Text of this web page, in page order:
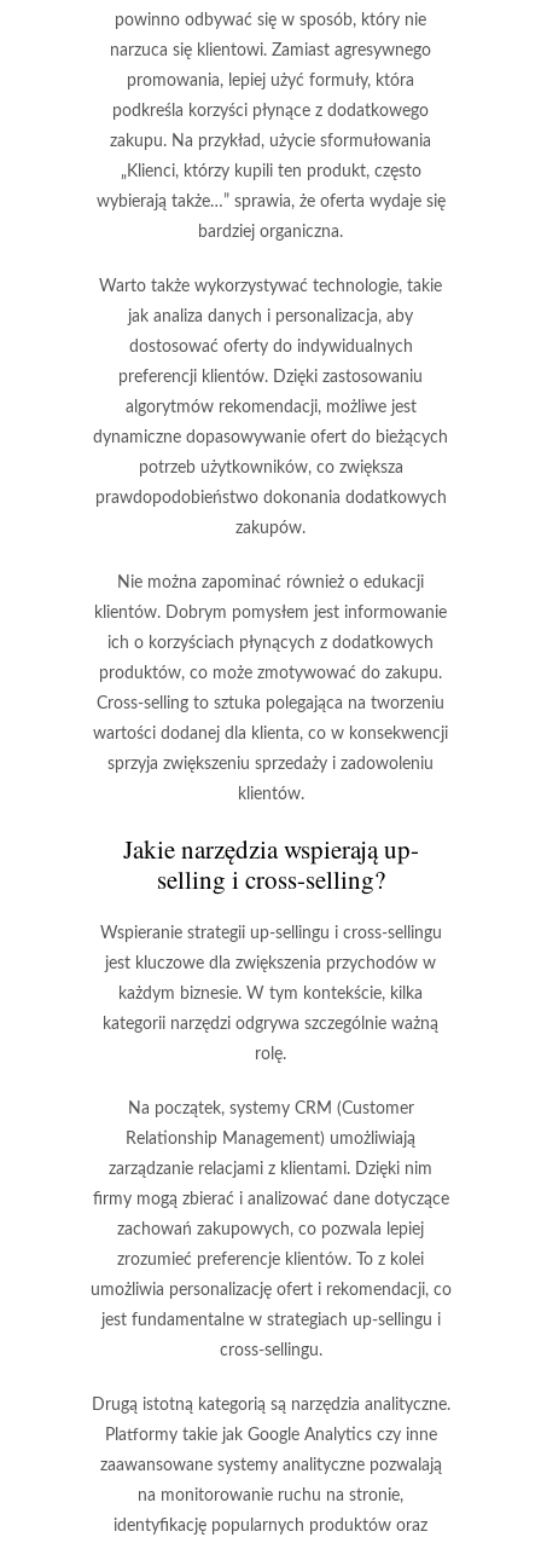
powinno odbywać się w sposób, który nie
narzuca się klientowi. Zamiast agresywnego
promowania, lepiej użyć formuły, która
podkreśla korzyści płynące z dodatkowego
zakupu. Na przykład, użycie sformułowania
„Klienci, którzy kupili ten produkt, często
wybierają także…” sprawia, że oferta wydaje się
bardziej organiczna.
Warto także wykorzystywać technologie, takie
jak analiza danych i personalizacja, aby
dostosować oferty do indywidualnych
preferencji klientów. Dzięki zastosowaniu
algorytmów rekomendacji, możliwe jest
dynamiczne dopasowywanie ofert do bieżących
potrzeb użytkowników, co zwiększa
prawdopodobieństwo dokonania dodatkowych
zakupów.
Nie można zapominać również o edukacji
klientów. Dobrym pomysłem jest informowanie
ich o korzyściach płynących z dodatkowych
produktów, co może zmotywować do zakupu.
Cross-selling to sztuka polegająca na tworzeniu
wartości dodanej dla klienta, co w konsekwencji
sprzyja zwiększeniu sprzedaży i zadowoleniu
klientów.
Jakie narzędzia wspierają up-
selling i cross-selling?
Wspieranie strategii up-sellingu i cross-sellingu
jest kluczowe dla zwiększenia przychodów w
każdym biznesie. W tym kontekście, kilka
kategorii narzędzi odgrywa szczególnie ważną
rolę.
Na początek, systemy CRM (Customer
Relationship Management) umożliwiają
zarządzanie relacjami z klientami. Dzięki nim
firmy mogą zbierać i analizować dane dotyczące
zachowań zakupowych, co pozwala lepiej
zrozumieć preferencje klientów. To z kolei
umożliwia personalizację ofert i rekomendacji, co
jest fundamentalne w strategiach up-sellingu i
cross-sellingu.
Drugą istotną kategorią są narzędzia analityczne.
Platformy takie jak Google Analytics czy inne
zaawansowane systemy analityczne pozwalają
na monitorowanie ruchu na stronie,
identyfikację popularnych produktów oraz